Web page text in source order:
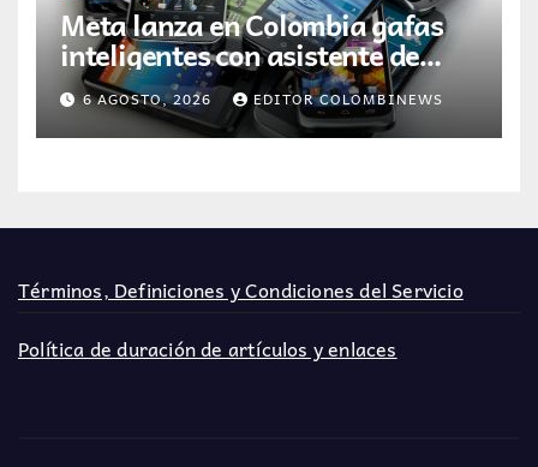
Meta lanza en Colombia gafas
inteligentes con asistente de
inteligencia artificial
6 AGOSTO, 2026 EDITOR COLOMBINEWS
Términos, Definiciones y Condiciones del Servicio
Política de duración de artículos y enlaces